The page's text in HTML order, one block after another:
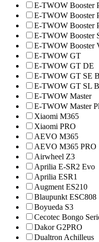
E-TWOW Booster
E-TWOW Booster
E-TWOW Booster
E-TWOW Booster
E-TWOW Booster
E-TWOW GT
E-TWOW GT DE
E-TWOW GT SE
E-TWOW GT SL
E-TWOW Master
E-TWOW Master
Xiaomi M365
Xiaomi PRO
AEVO M365
AEVO M365 PRO
Airwheel Z3
Aprilia E-SR2 Evo
Aprilia ESR1
Augment ES210
Blaupunkt ESC808
Boyueda S3
Cecotec Bongo
Dakor G2PRO
Dualtron Achilleus